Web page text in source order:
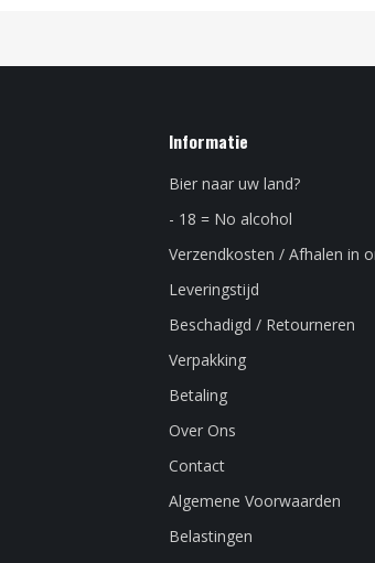
Informatie
Bier naar uw land?
- 18 = No alcohol
Verzendkosten / Afhalen in
Leveringstijd
Beschadigd / Retourneren
Verpakking
Betaling
Over Ons
Contact
Algemene Voorwaarden
Belastingen